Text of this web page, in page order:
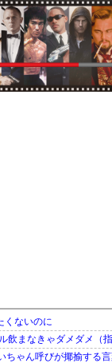
くないのに
飲まなきゃダメダメ（
ちゃん呼びが揶揄する